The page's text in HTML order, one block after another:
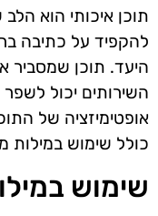
תוכן איכותי הוא
להקפיד על כתיבה
היעד. תוכן שמסביר
השירותים יכול
אופטימיזציה של
כולל שימוש במילות
שימוש